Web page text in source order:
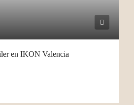
en IKON Valencia